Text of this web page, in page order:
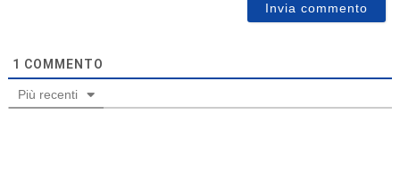
1 COMMENTO
Più recenti